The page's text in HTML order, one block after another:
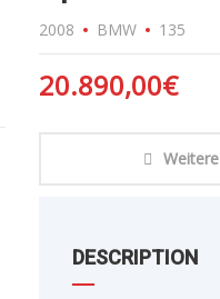
2008 BMW 135
20.890,00€
DESCRIPTION